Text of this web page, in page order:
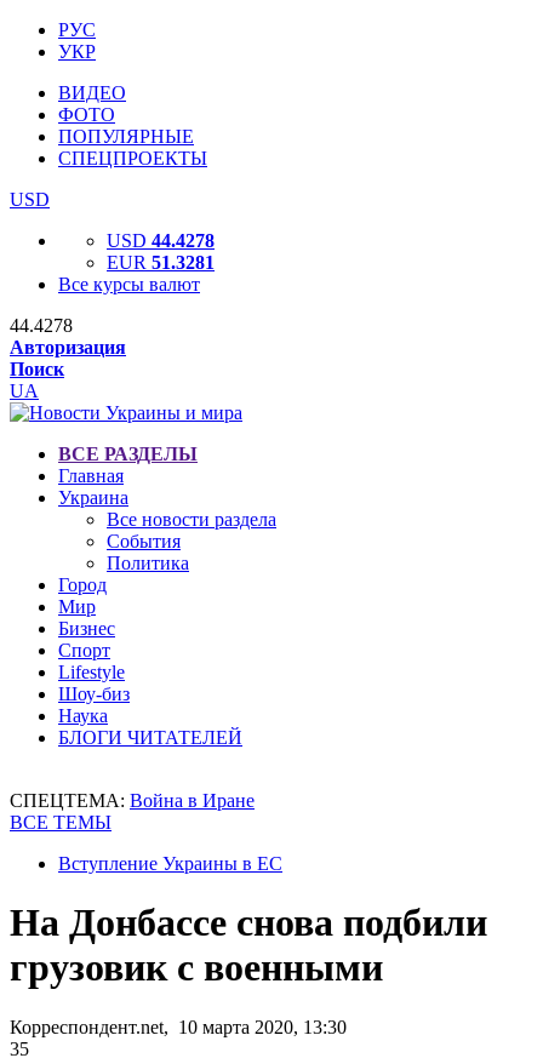
РУС
УКР
ВИДЕО
ФОТО
ПОПУЛЯРНЫЕ
СПЕЦПРОЕКТЫ
USD
USD 44.4278
EUR 51.3281
Все курсы валют
44.4278
Авторизация
Поиск
UA
ВСЕ РАЗДЕЛЫ
Главная
Украина
Все новости раздела
События
Политика
Город
Мир
Бизнес
Спорт
Lifestyle
Шоу-биз
Наука
БЛОГИ ЧИТАТЕЛЕЙ
СПЕЦТЕМА: Война в Иране
ВСЕ ТЕМЫ
Вступление Украины в ЕС
На Донбассе снова подбили
грузовик с военными
Корреспондент.net, 10 марта 2020, 13:30
35